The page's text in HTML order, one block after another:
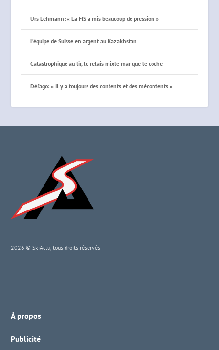
Urs Lehmann: « La FIS a mis beaucoup de pression »
L’équipe de Suisse en argent au Kazakhstan
Catastrophique au tir, le relais mixte manque le coche
Défago: « Il y a toujours des contents et des mécontents »
2026 © SkiActu, tous droits réservés
À propos
Publicité